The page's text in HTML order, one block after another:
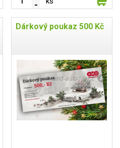
Dárkový poukaz 500 Kč